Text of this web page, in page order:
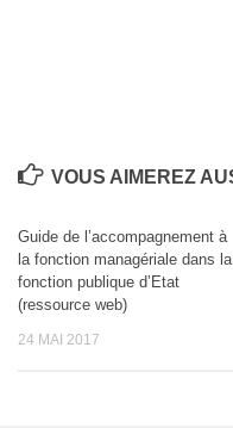
VOUS AIMEREZ
Guide de l’accompagnement à
la fonction managériale dans la
fonction publique d’Etat
(ressource web)
24 MAI 2017